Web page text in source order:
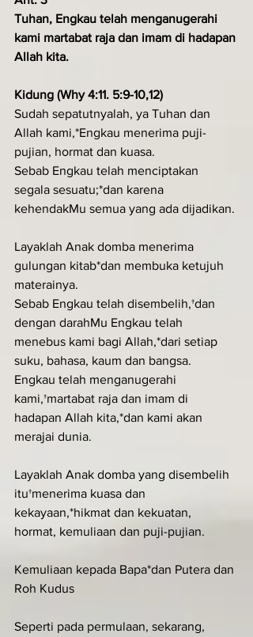
Tuhan, Engkau telah menganugerahi
kami martabat raja dan imam di hadapan
Allah kita.
Kidung (Why 4:11. 5:9-10,12)
Sudah sepatutnyalah, ya Tuhan dan
Allah kami,*Engkau menerima puji-
pujian, hormat dan kuasa.
Sebab Engkau telah menciptakan
segala sesuatu;*dan karena
kehendakMu semua yang ada dijadikan.
Layaklah Anak domba menerima
gulungan kitab*dan membuka ketujuh
materainya.
Sebab Engkau telah disembelih,†dan
dengan darahMu Engkau telah
menebus kami bagi Allah,*dari setiap
suku, bahasa, kaum dan bangsa.
Engkau telah menganugerahi
kami,†martabat raja dan imam di
hadapan Allah kita,*dan kami akan
merajai dunia.
Layaklah Anak domba yang disembelih
itu†menerima kuasa dan
kekayaan,*hikmat dan kekuatan,
hormat, kemuliaan dan puji-pujian.
Kemuliaan kepada Bapa*dan Putera dan
Roh Kudus
Seperti pada permulaan, sekarang,